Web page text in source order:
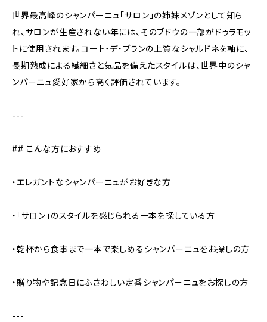
世界最高峰のシャンパーニュ「サロン」の姉妹メゾンとして知ら
れ、サロンが生産されない年には、そのブドウの一部がドゥラモッ
トに使用されます。コート・デ・ブランの上質なシャルドネを軸に、
長期熟成による繊細さと気品を備えたスタイルは、世界中のシャ
ンパーニュ愛好家から高く評価されています。
---
## こんな方におすすめ
・エレガントなシャンパーニュがお好きな方
・「サロン」のスタイルを感じられる一本を探している方
・乾杯から食事まで一本で楽しめるシャンパーニュをお探しの方
・贈り物や記念日にふさわしい定番シャンパーニュをお探しの方
---